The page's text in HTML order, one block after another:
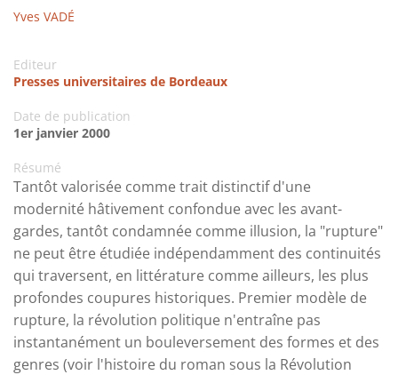
Yves VADÉ
Editeur
Presses universitaires de Bordeaux
Date de publication
1er janvier 2000
Résumé
Tantôt valorisée comme trait distinctif d'une
modernité hâtivement confondue avec les avant-
gardes, tantôt condamnée comme illusion, la "rupture"
ne peut être étudiée indépendamment des continuités
qui traversent, en littérature comme ailleurs, les plus
profondes coupures historiques. Premier modèle de
rupture, la révolution politique n'entraîne pas
instantanément un bouleversement des formes et des
genres (voir l'histoire du roman sous la Révolution